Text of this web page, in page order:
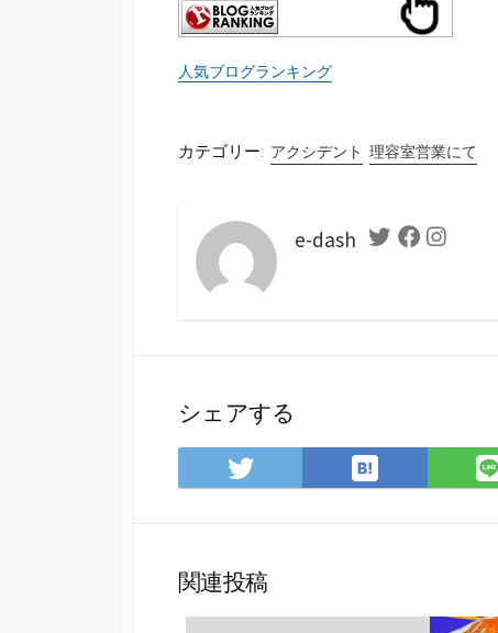
人気ブログランキング
カテゴリー: アクシデント 理容室営業にて
e-dash TwitterFacebookInstagram
シェアする
Twitter
で
ア
は
て
マ
関連投稿